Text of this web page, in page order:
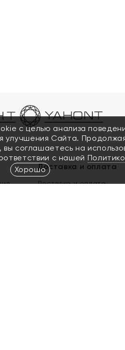
Доставка и оплата
Доставка и оплата
с целью анализа
улучшения Сайта.
вы соглашаетесь на
с нашей
Хорошо